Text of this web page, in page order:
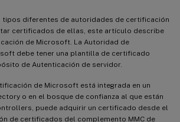
tipos diferentes de autoridades de certificación
certificados de ellas, este artículo describe
de Microsoft. La Autoridad de
debe tener una plantilla de certificado
de Autenticación de servidor.
de Microsoft está integrada en un
o en el bosque de confianza al que están
puede adquirir un certificado desde el
de certificados del complemento MMC de